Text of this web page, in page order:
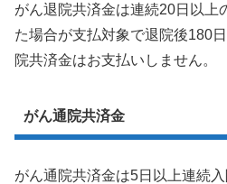
がん退院共済金は連続20日以上
た場合が支払対象で退院後180
院共済金はお支払いしません。
がん通院共済金
がん通院共済金は5日以上連続